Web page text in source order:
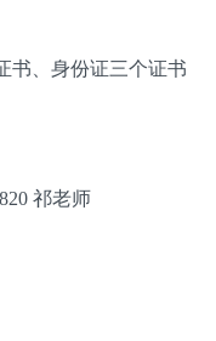
书、身份证三个证书
祁老师